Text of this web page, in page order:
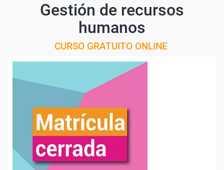
Gestión de recursos
humanos
CURSO GRATUITO ONLINE